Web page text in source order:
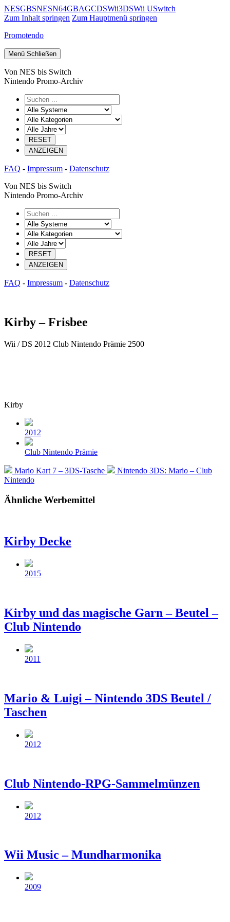
NESGBSNESN64GBAGCDSWii3DSWii USwitch
Zum Inhalt springen Zum Hauptmenü springen
Promotendo
Menü Schließen
Von NES bis Switch
Nintendo Promo-Archiv
FAQ - Impressum - Datenschutz
Von NES bis Switch
Nintendo Promo-Archiv
FAQ - Impressum - Datenschutz
Kirby – Frisbee
Wii / DS 2012 Club Nintendo Prämie 2500
Kirby
Beitragsdatum
2012
Veröffentlicht
Club Nintendo Prämie
Vorheriger
Beitrag:
Mario Kart 7 – 3DS-Tasche
Nächster
Nintendo 3DS: Mario – Club
Nintendo
Ähnliche Werbemittel
Kirby Decke
Beitragsdatum
2015
Kirby und das magische Garn – Beutel –
Club Nintendo
Beitragsdatum
2011
Mario & Luigi – Nintendo 3DS Beutel /
Taschen
Beitragsdatum
2012
Club Nintendo-RPG-Sammelmünzen
Beitragsdatum
2012
Wii Music – Mundharmonika
Beitragsdatum
2009